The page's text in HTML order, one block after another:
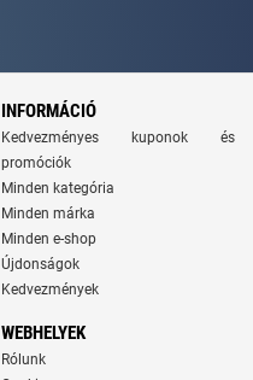
INFORMÁCIÓ
Kedvezményes kuponok és
promóciók
Minden kategória
Minden márka
Minden e-shop
Újdonságok
Kedvezmények
WEBHELYEK
Rólunk